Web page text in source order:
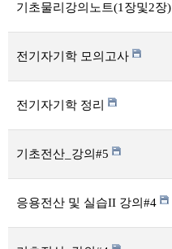
기초물리강의노트(1장및2장)
전기자기학 모의고사
전기자기학 정리
기초전산_강의#5
응용전산 및 실습II 강의#4